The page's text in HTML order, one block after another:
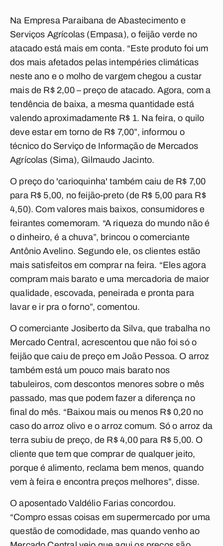
Na Empresa Paraibana de Abastecimento e
Serviços Agrícolas (Empasa), o feijão verde no
atacado está mais em conta. “Este produto foi um
dos mais afetados pelas intempéries climáticas
neste ano e o molho de vargem chegou a custar
mais de R$ 2,00 – preço de atacado. Agora, com a
tendência de baixa, a mesma quantidade está
valendo aproximadamente R$ 1. Na feira, o quilo
deve estar em torno de R$ 7,00”, informou o
técnico do Serviço de Informação de Mercados
Agrícolas (Sima), Gilmaudo Jacinto.
O preço do 'carioquinha' também caiu de R$ 7,00
para R$ 5,00, no feijão-preto (de R$ 5,00 para R$
4,50). Com valores mais baixos, consumidores e
feirantes comemoram. “A riqueza do mundo não é
o dinheiro, é a chuva”, brincou o comerciante
Antônio Avelino. Segundo ele, os clientes estão
mais satisfeitos em comprar na feira. “Eles agora
compram mais barato e uma mercadoria de maior
qualidade, escovada, peneirada e pronta para
lavar e ir pra o forno”, comentou.
O comerciante Josiberto da Silva, que trabalha no
Mercado Central, acrescentou que não foi só o
feijão que caiu de preço em João Pessoa. O arroz
também está um pouco mais barato nos
tabuleiros, com descontos menores sobre o mês
passado, mas que podem fazer a diferença no
final do mês. “Baixou mais ou menos R$ 0,20 no
caso do arroz olivo e o arroz comum. Só o arroz da
terra subiu de preço, de R$ 4,00 para R$ 5,00. O
cliente que tem que comprar de qualquer jeito,
porque é alimento, reclama bem menos, quando
vem à feira e encontra preços melhores”, disse.
O aposentado Valdélio Farias concordou.
“Compro essas coisas em supermercado por uma
questão de comodidade, mas quando venho ao